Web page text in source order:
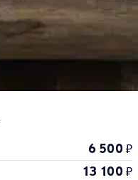
6 500₽
13 100₽